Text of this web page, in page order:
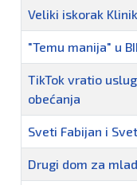
Veliki iskorak
"Temu manija" u
TikTok vratio
obećanja
Sveti Fabijan i
Drugi dom za